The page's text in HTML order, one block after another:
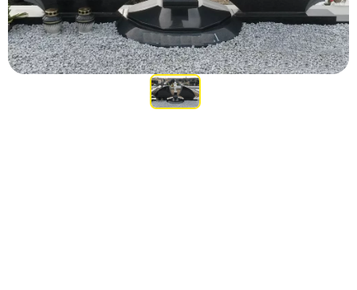
Памятники из мрамора
Элитные памятники
Резные памятники
Мемориальные комплексы
Памятники с полноформатным фото